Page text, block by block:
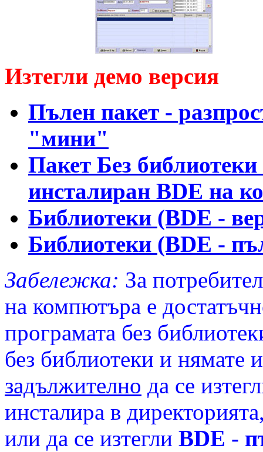
Изтегли демо версия
Пълен пакет -
"мини"
Пакет Без
инсталиран BDE на
Библиотеки (BDE -
Библиотеки (BDE -
Забележка: За
на компютъра е
програмата без
без библиотеки и нямате
задължително да се
инсталира в
или да се изтегли BDE -